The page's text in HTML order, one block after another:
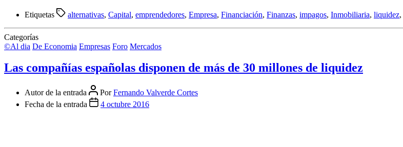
Etiquetas alternativas, Capital, emprendedores, Empresa, Financiación, Finanzas, impagos, Inmobiliaria, liquidez,
Categorías
©Al dia De Economia Empresas Foro Mercados
Las compañías españolas disponen de más de 30 millones de liquidez
Autor de la entrada PorFernando Valverde Cortes
Fecha de la entrada
4 octubre 2016